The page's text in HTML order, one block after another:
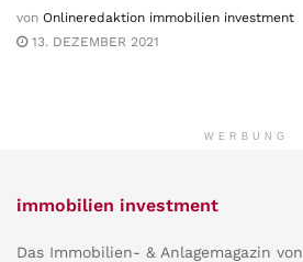
von Onlineredaktion immobilien investment
13. DEZEMBER 2021
WERBUNG
immobilien investment
Das Immobilien- & Anlagemagazin von